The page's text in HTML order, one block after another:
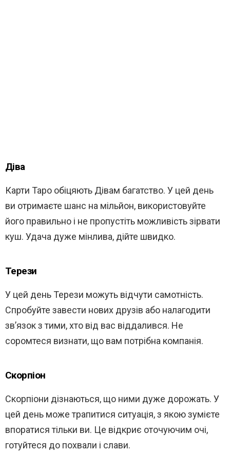
Діва
Карти Таро обіцяють Дівам багатство. У цей день
ви отримаєте шанс на мільйон, використовуйте
його правильно і не пропустіть можливість зірвати
куш. Удача дуже мінлива, дійте швидко.
Терези
У цей день Терези можуть відчути самотність.
Спробуйте завести нових друзів або налагодити
зв’язок з тими, хто від вас віддалився. Не
соромтеся визнати, що вам потрібна компанія.
Скорпіон
Скорпіони дізнаються, що ними дуже дорожать. У
цей день може трапитися ситуація, з якою зумієте
впоратися тільки ви. Це відкриє оточуючим очі,
готуйтеся до похвали і слави.